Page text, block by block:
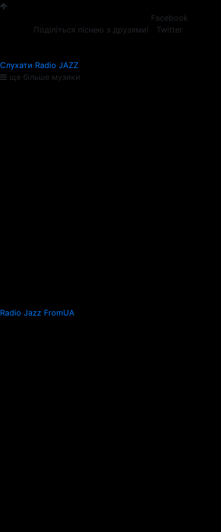
Поділіться піснею з друзями!
Facebook
Twitter
Слухати Radio JAZZ
ще більше музики
Radio Jazz FromUA